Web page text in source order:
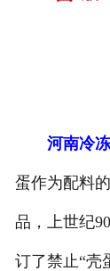
河南冷
蛋作为配料
品，上世纪
订了禁止“壳